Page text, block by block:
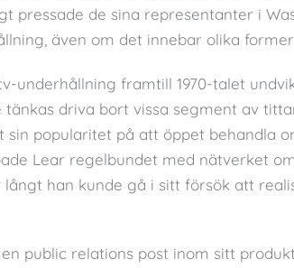
pressade de sina representanter i
även om det innebar olika former
underhållning framtill 1970-talet
tänkas driva bort vissa segment av
sin popularitet på att öppet behandla
Lear regelbundet med nätverket
långt han kunde gå i sitt försök att
public relations post inom sitt